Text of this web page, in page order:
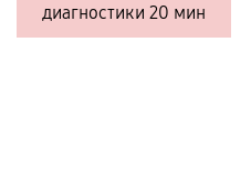
диагностики 20 мин